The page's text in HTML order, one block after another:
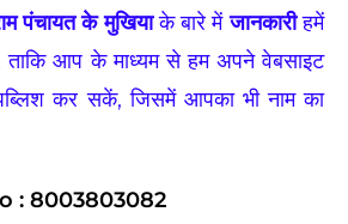
पंचायत के मुखियाके बारे मेंजानकारीहमें
आप के माध्यम से हम अपने वेबसाइट
कर सकें, जिसमें आपका भी नाम का
: 8003803082